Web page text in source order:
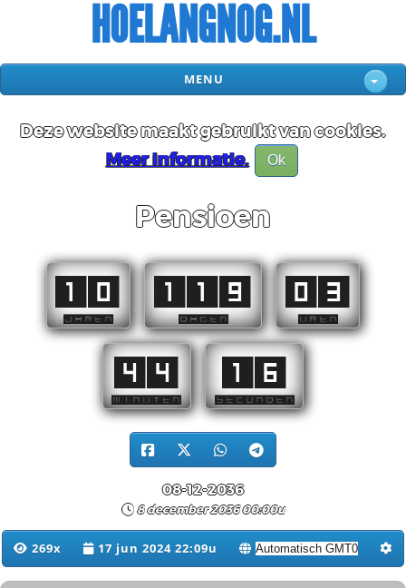
HOELANGNOG.NL
MENU
Deze website maakt gebruikt van cookies.
Meer informatie.
Ok
Pensioen
10
JAREN
119
DAGEN
03
UREN
44
MINUTEN
15
SECONDEN
08-12-2036
8 december 2036 00:00u
269x 17 jun 2024 22:09u